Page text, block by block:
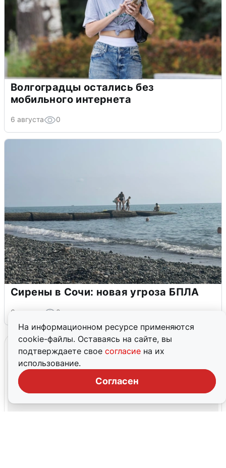
На информационном ресурсе применяются
cookie-файлы. Оставаясь на сайте, вы
подтверждаете свое согласие на их
использование.
Согласен
Волгоградцы остались без
мобильного интернета
6 августа 0
Сирены в Сочи: новая угроза БПЛА
6 августа 0